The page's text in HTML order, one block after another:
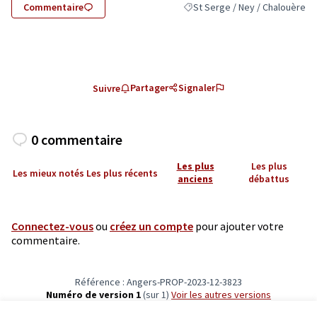
Commentaire Filtrer les résultats pour le
St Serge / Ney / Chalouère
Suivre Partager Signaler
0 commentaire
Les mieux notés Les plus récents
Les plus
anciens
Les plus
débattus
Connectez-vousou créez un compte pour ajouter votre
commentaire.
Référence : Angers-PROP-2023-12-3823
Numéro de version 1(sur 1)
voir les autres versions